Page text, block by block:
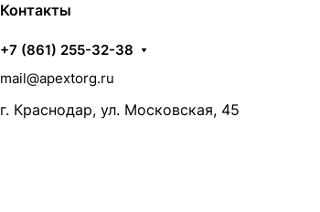
Контакты
+7 (861) 255-32-38
mail@apextorg.ru
г. Краснодар, ул. Московская, 45